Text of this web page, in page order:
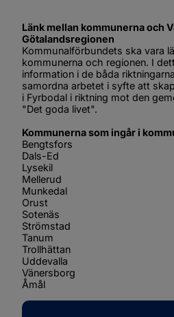
Länk mellan kommunerna och
Götalandsregionen
Kommunalförbundets ska vara
kommunerna och regionen. I
information i de båda
samordna arbetet i syfte att
i Fyrbodal i riktning mot den
"Det goda livet".
Kommunerna som ingår i
Bengtsfors
Dals-Ed
Lysekil
Mellerud
Munkedal
Orust
Sotenäs
Strömstad
Tanum
Trollhättan
Uddevalla
Vänersborg
Åmål